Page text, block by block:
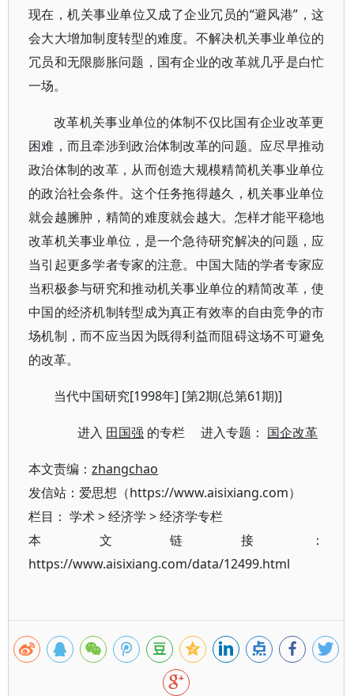
现在，机关事业单位又成了企业冗员的“避风港”，这
会大大增加制度转型的难度。不解决机关事业单位的
冗员和无限膨胀问题，国有企业的改革就几乎是白忙
一场。
改革机关事业单位的体制不仅比国有企业改革更
困难，而且牵涉到政治体制改革的问题。应尽早推动
政治体制的改革，从而创造大规模精简机关事业单位
的政治社会条件。这个任务拖得越久，机关事业单位
就会越臃肿，精简的难度就会越大。怎样才能平稳地
改革机关事业单位，是一个急待研究解决的问题，应
当引起更多学者专家的注意。中国大陆的学者专家应
当积极参与研究和推动机关事业单位的精简改革，使
中国的经济机制转型成为真正有效率的自由竞争的市
场机制，而不应当因为既得利益而阻碍这场不可避免
的改革。
当代中国研究[1998年] [第2期(总第61期)]
进入 田国强 的专栏 进入专题： 国企改革
本文责编： zhangchao
发信站：爱思想（https://www.aisixiang.com）
栏目： 学术>经济学 >经济学专栏
本文链接：
https://www.aisixiang.com/data/12499.html